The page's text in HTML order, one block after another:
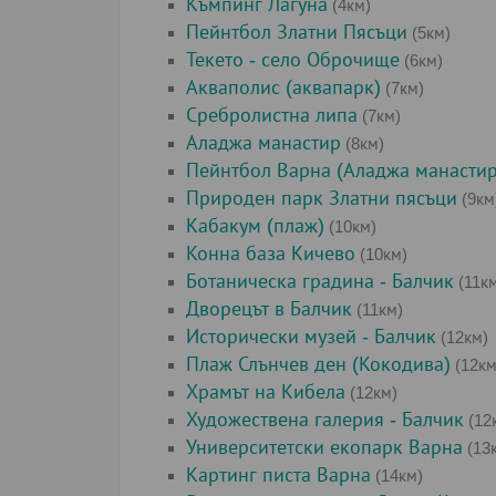
Къмпинг Лагуна (4км)
Пейнтбол Златни Пясъци (5км)
Текето - село Оброчище (6км)
Акваполис (аквапарк) (7км)
Сребролистна липа (7км)
Аладжа манастир (8км)
Пейнтбол Варна (Аладжа
Природен парк Златни пясъци
Кабакум (плаж) (10км)
Конна база Кичево (10км)
Ботаническа градина - Балчик
Дворецът в Балчик (11км)
Исторически музей - Балчик (12км)
Плаж Слънчев ден (Кокодива)
Храмът на Кибела (12км)
Художествена галерия - Балчик
Университетски екопарк Варна
Картинг писта Варна (14км)